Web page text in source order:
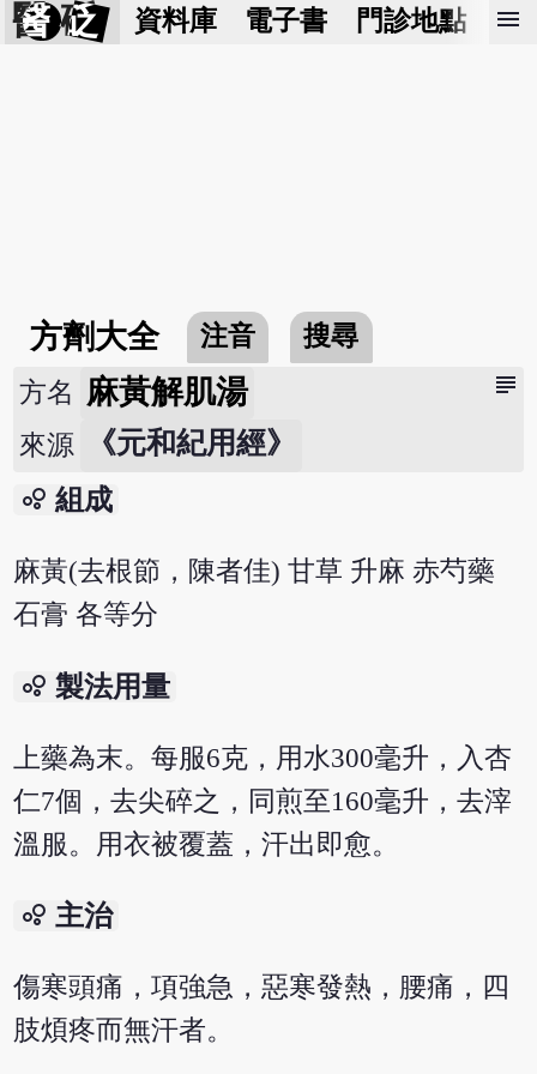
醫 砭 資料庫 電子書 門診地點 預
menu
方劑大全 注音 搜尋
subject
方名 麻黃解肌湯
來源 《元和紀用經》
bubble_chart 組成
麻黃(去根節，陳者佳) 甘草 升麻 赤芍藥
石膏 各等分
bubble_chart 製法用量
上藥為末。每服6克，用水300毫升，入杏
仁7個，去尖碎之，同煎至160毫升，去滓
溫服。用衣被覆蓋，汗出即愈。
bubble_chart 主治
傷寒頭痛，項強急，惡寒發熱，腰痛，四
肢煩疼而無汗者。